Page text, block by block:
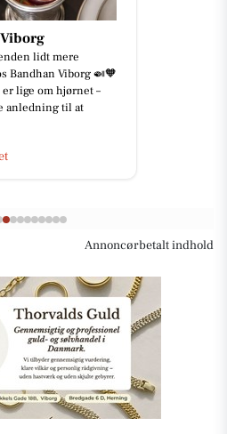
lidt mere
Bandhan Viborg 🍛🧡
lige om hjørnet –
anledning til at
Annoncørbetalt indhold